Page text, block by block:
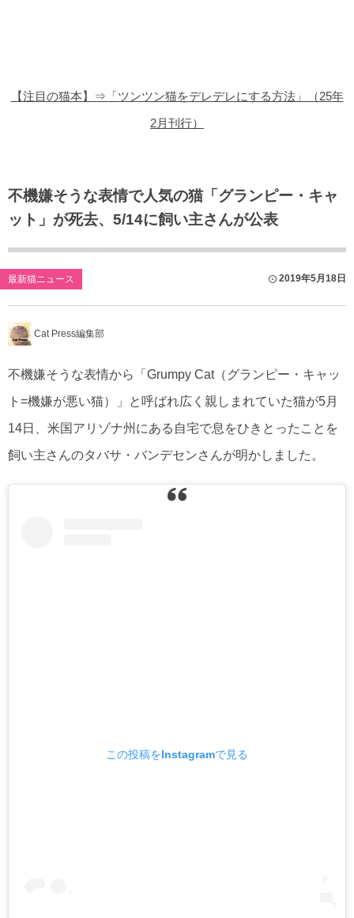
【注目の猫本】⇒「ツンツン猫をデレデレにする方法」（25年
2月刊行）
不機嫌そうな表情で人気の猫「グランピー・キャ
ット」が死去、5/14に飼い主さんが公表
最新猫ニュース 2019年5月18日
Cat Press編集部
不機嫌そうな表情から「Grumpy Cat（グランピー・キャッ
ト=機嫌が悪い猫）」と呼ばれ広く親しまれていた猫が5月
14日、米国アリゾナ州にある自宅で息をひきとったことを
飼い主さんのタバサ・バンデセンさんが明かしました。
この投稿をInstagramで見る
猫のゲーム・アプリ
猫のフリー写真素材